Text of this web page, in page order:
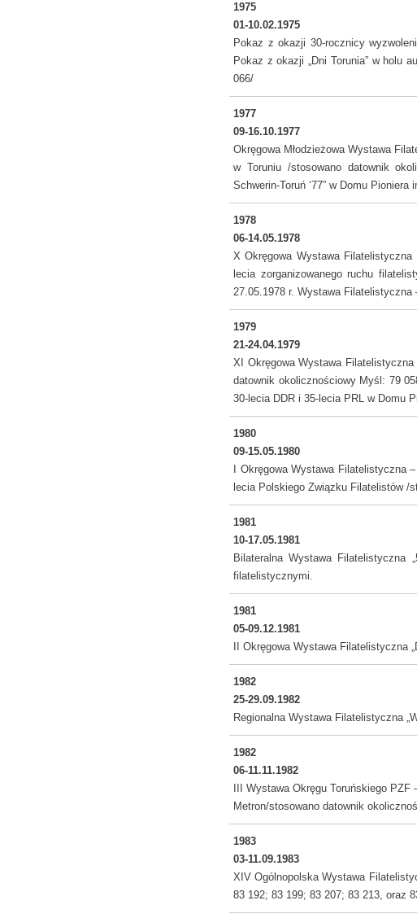
1975
01-10.02.1975
Pokaz z okazji 30-rocznicy
Pokaz z okazji „Dni Torunia” w holu
066/
1977
09-16.10.1977
Okręgowa Młodzieżowa Wystawa
w Toruniu /stosowano datownik
Schwerin-Toruń ‘77” w Domu
1978
06-14.05.1978
X Okręgowa Wystawa Filatelistyczna
lecia zorganizowanego ruchu
27.05.1978 r. Wystawa Filatelistyczna
1979
21-24.04.1979
XI Okręgowa Wystawa Filatelistyczna
datownik okolicznościowy Myśl: 79
30-lecia DDR i 35-lecia PRL w Domu
1980
09-15.05.1980
I Okręgowa Wystawa Filatelistyczna
lecia Polskiego Związku Filatelistów /
1981
10-17.05.1981
Bilateralna Wystawa Filatelistyczna
filatelistycznymi.
1981
05-09.12.1981
II Okręgowa Wystawa Filatelistyczna
1982
25-29.09.1982
Regionalna Wystawa Filatelistyczna
1982
06-11.11.1982
III Wystawa Okręgu Toruńskiego
Metron/stosowano datownik
1983
03-11.09.1983
XIV Ogólnopolska Wystawa
83 192; 83 199; 83 207; 83 213, oraz